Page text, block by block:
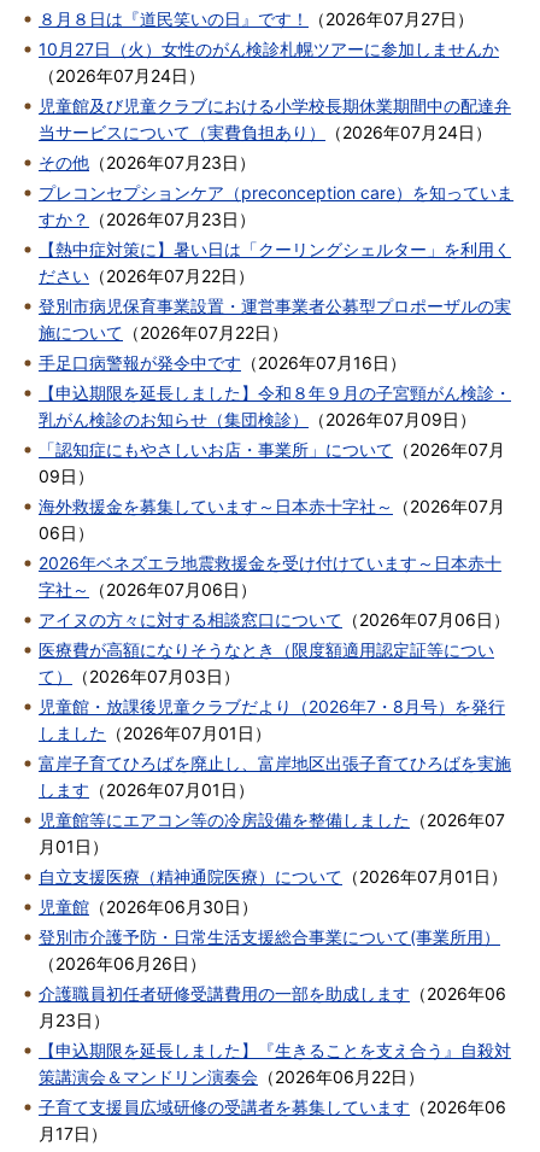
８月８日は『道民笑いの日』です！
（2026年07月27日 ）
10月27日（火）女性のがん検診札幌ツアーに参加しませんか
（2026年07月24日 ）
児童館及び児童クラブにおける小学校長期休業期間中の配達弁
当サービスについて（実費負担あり）
（2026年07月24日 ）
その他 （2026年07月23日 ）
プレコンセプションケア（preconception care）を知っていま
すか？
（2026年07月23日 ）
【熱中症対策に】暑い日は「クーリングシェルター」を利用く
ださい （2026年07月22日 ）
登別市病児保育事業設置・運営事業者公募型プロポーザルの実
施について （2026年07月22日 ）
手足口病警報が発令中です （2026年07月16日 ）
【申込期限を延長しました】令和８年９月の子宮頸がん検診・
乳がん検診のお知らせ（集団検診）
（2026年07月09日 ）
「認知症にもやさしいお店・事業所」について （2026年07月
09日 ）
海外救援金を募集しています～日本赤十字社～
（2026年07月
06日 ）
2026年ベネズエラ地震救援金を受け付けています～日本赤十
字社～
（2026年07月06日 ）
アイヌの方々に対する相談窓口について （2026年07月06日 ）
医療費が高額になりそうなとき（限度額適用認定証等につい
て）
（2026年07月03日 ）
児童館・放課後児童クラブだより（2026年7・8月号）を発行
しました （2026年07月01日 ）
富岸子育てひろばを廃止し、富岸地区出張子育てひろばを実施
します （2026年07月01日 ）
児童館等にエアコン等の冷房設備を整備しました （2026年07
月01日 ）
自立支援医療（精神通院医療）について （2026年07月01日 ）
児童館 （2026年06月30日 ）
登別市介護予防・日常生活支援総合事業について(事業所用）
（2026年06月26日 ）
介護職員初任者研修受講費用の一部を助成します （2026年06
月23日 ）
【申込期限を延長しました】『生きることを支え合う』自殺対
策講演会＆マンドリン演奏会 （2026年06月22日 ）
子育て支援員広域研修の受講者を募集しています （2026年06
月17日 ）